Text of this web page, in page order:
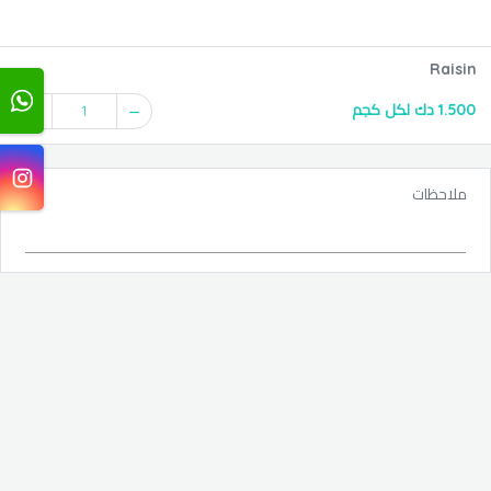
Raisin
1.500 دك لكل كجم 1
ملاحظات